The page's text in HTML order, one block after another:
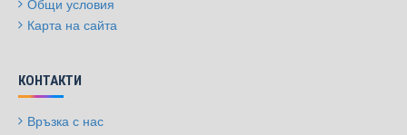
Общи условия
Карта на сайта
КОНТАКТИ
Връзка с нас